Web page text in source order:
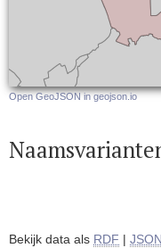
Open GeoJSON in geojson.io
Bekijk data als RDF | JSON